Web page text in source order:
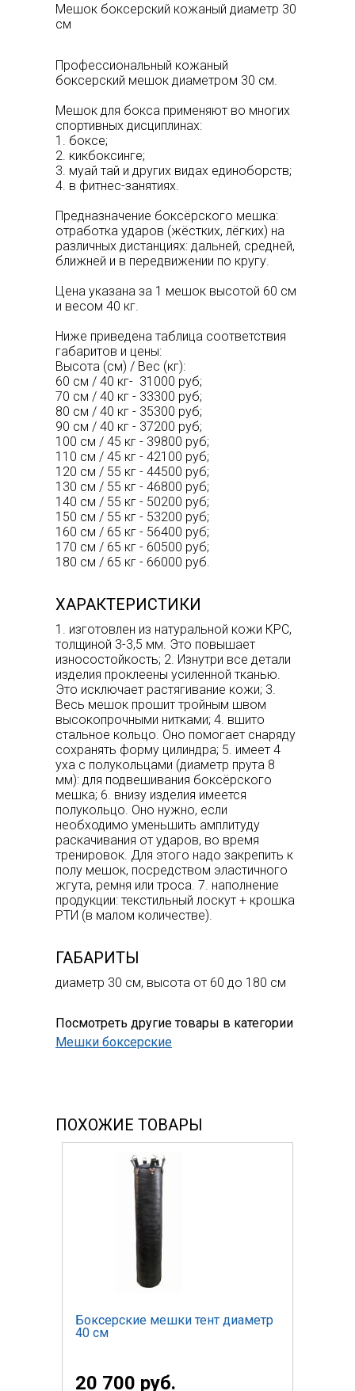
Мешок боксерский кожаный диаметр 30
см
Профессиональный кожаный
боксерский мешок диаметром 30 см.
Мешок для бокса применяют во многих
спортивных дисциплинах:
1. боксе;
2. кикбоксинге;
3. муай тай и других видах единоборств;
4. в фитнес-занятиях.
Предназначение боксёрского мешка:
отработка ударов (жёстких, лёгких) на
различных дистанциях: дальней, средней,
ближней и в передвижении по кругу.
Цена указана за 1 мешок высотой 60 см
и весом 40 кг.
Ниже приведена таблица соответствия
габаритов и цены:
Высота (см) / Вес (кг):
60 см / 40 кг- 31000 руб;
70 см / 40 кг - 33300 руб;
80 см / 40 кг - 35300 руб;
90 см / 40 кг - 37200 руб;
100 см / 45 кг - 39800 руб;
110 см / 45 кг - 42100 руб;
120 см / 55 кг - 44500 руб;
130 см / 55 кг - 46800 руб;
140 см / 55 кг - 50200 руб;
150 см / 55 кг - 53200 руб;
160 см / 65 кг - 56400 руб;
170 см / 65 кг - 60500 руб;
180 см / 65 кг - 66000 руб.
ХАРАКТЕРИСТИКИ
1. изготовлен из натуральной кожи КРС,
толщиной 3-3,5 мм. Это повышает
износостойкость; 2. Изнутри все детали
изделия проклеены усиленной тканью.
Это исключает растягивание кожи; 3.
Весь мешок прошит тройным швом
высокопрочными нитками; 4. вшито
стальное кольцо. Оно помогает снаряду
сохранять форму цилиндра; 5. имеет 4
уха с полукольцами (диаметр прута 8
мм): для подвешивания боксёрского
мешка; 6. внизу изделия имеется
полукольцо. Оно нужно, если
необходимо уменьшить амплитуду
раскачивания от ударов, во время
тренировок. Для этого надо закрепить к
полу мешок, посредством эластичного
жгута, ремня или троса. 7. наполнение
продукции: текстильный лоскут + крошка
РТИ (в малом количестве).
ГАБАРИТЫ
диаметр 30 см, высота от 60 до 180 см
Посмотреть другие товары в категории
Мешки боксерские
ПОХОЖИЕ ТОВАРЫ
Боксерские мешки тент диаметр
40 см
20 700 руб.